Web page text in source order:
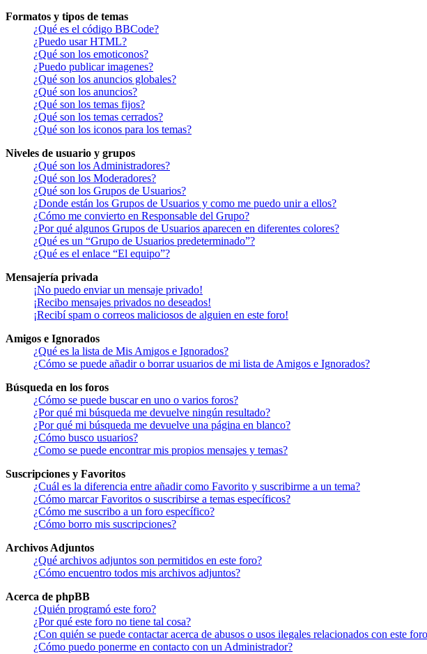
Formatos y tipos de temas
¿Qué es el código BBCode?
¿Puedo usar HTML?
¿Qué son los emoticonos?
¿Puedo publicar imagenes?
¿Qué son los anuncios globales?
¿Qué son los anuncios?
¿Qué son los temas fijos?
¿Qué son los temas cerrados?
¿Qué son los iconos para los temas?
Niveles de usuario y grupos
¿Qué son los Administradores?
¿Qué son los Moderadores?
¿Qué son los Grupos de Usuarios?
¿Donde están los Grupos de Usuarios y como me puedo unir a ellos?
¿Cómo me convierto en Responsable del Grupo?
¿Por qué algunos Grupos de Usuarios aparecen en diferentes colores?
¿Qué es un “Grupo de Usuarios predeterminado”?
¿Qué es el enlace “El equipo”?
Mensajería privada
¡No puedo enviar un mensaje privado!
¡Recibo mensajes privados no deseados!
¡Recibí spam o correos maliciosos de alguien en este foro!
Amigos e Ignorados
¿Qué es la lista de Mis Amigos e Ignorados?
¿Cómo se puede añadir o borrar usuarios de mi lista de Amigos e Ignorados?
Búsqueda en los foros
¿Cómo se puede buscar en uno o varios foros?
¿Por qué mi búsqueda me devuelve ningún resultado?
¿Por qué mi búsqueda me devuelve una página en blanco?
¿Cómo busco usuarios?
¿Como se puede encontrar mis propios mensajes y temas?
Suscripciones y Favoritos
¿Cuál es la diferencia entre añadir como Favorito y suscribirme a un tema?
¿Cómo marcar Favoritos o suscribirse a temas específicos?
¿Cómo me suscribo a un foro específico?
¿Cómo borro mis suscripciones?
Archivos Adjuntos
¿Qué archivos adjuntos son permitidos en este foro?
¿Cómo encuentro todos mis archivos adjuntos?
Acerca de phpBB
¿Quién programó este foro?
¿Por qué este foro no tiene tal cosa?
¿Con quién se puede contactar acerca de abusos o usos ilegales relacionados con este
¿Cómo puedo ponerme en contacto con un Administrador?